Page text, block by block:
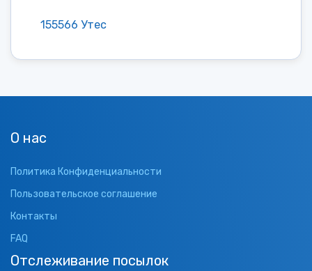
155566 Утес
О нас
Политика Конфиденциальности
Пользовательское соглашение
Контакты
FAQ
Отслеживание посылок